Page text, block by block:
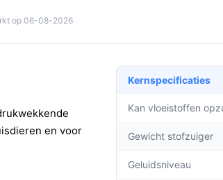
op 06-08-2026
en voor
Kernspecificaties
Kan vloeistoffen
Gewicht stofzuiger
Geluidsniveau